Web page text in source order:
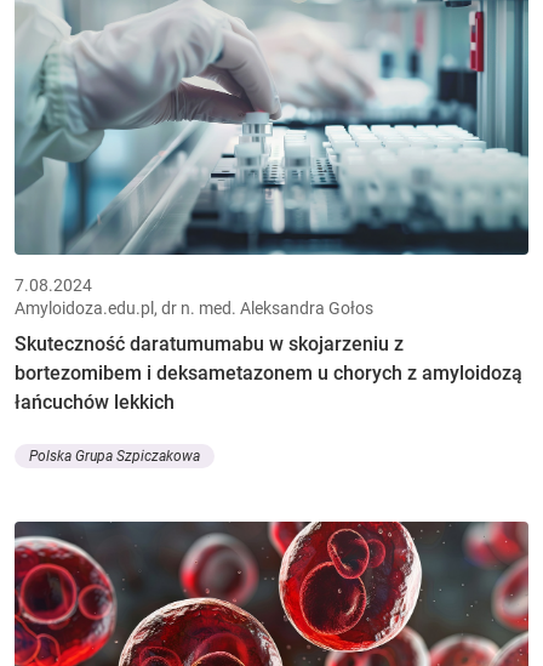
7.08.2024
Amyloidoza.edu.pl, dr n. med. Aleksandra Gołos
Skuteczność daratumumabu w skojarzeniu z
bortezomibem i deksametazonem u chorych z amyloidozą
łańcuchów lekkich
Polska Grupa Szpiczakowa